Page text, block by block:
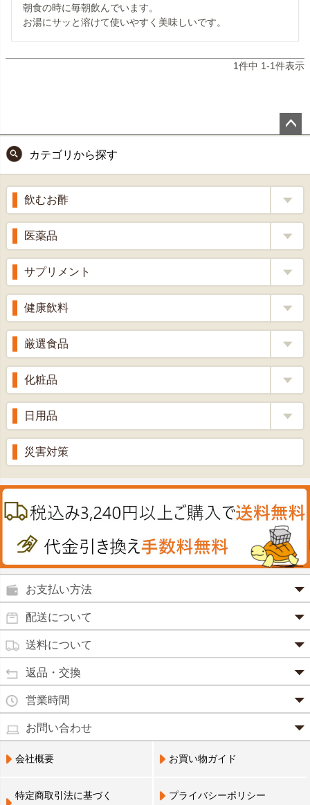
朝食の時に毎朝飲んでいます。
お湯にサッと溶けて使いやすく美味しいです。
1件中 1-1件表示
ップ
へ
カテゴリから探す
飲むお酢
補酵素のちから
くろ酢
りんご酢
ざくろ酢
梅酢
医薬品
風邪薬
胃腸薬
整腸薬
解熱鎮痛剤
せきどめ
滋養強壮
消炎鎮痛剤
肌・皮膚のお薬
絆創膏
殺菌消毒液
鼻炎薬
強心剤
目薬
水虫薬
痔の薬
口中薬
尿トラブル
サプリメント
ウコン
乳酸菌
ローヤルゼリー
牡蠣エキス
プロポリス
プラセンタ
肝油
鉄
ノコギリヤシ
グルコサミン
田七人参
イチョウ葉
カルシウム
クロレラ
コラーゲン
ビフィズス
ビタミンC
健康飲料
健康茶
漢方茶
青汁・豆乳
甘酒
健康ドリンク
厳選食品
もち麦・十六穀米
生姜
丼の素
のど飴
うどん・そば
喜多方ラーメン
カレー・シチュー
化粧品
美容品
スキンクリーム＆美容パック
ウオッシュ＆ソープ
日用品
入浴剤
災害対策
お支払い方法
クレジットカード(1 回払いのみ)
SSL 認証で暗号化処理していますので、 安心して
ご利用いただけます。
代金引換
宅配員に現金でお支払いください。手数料100円。
3,240円(税込)以上で手数料無料です。※ご注文者
のご住所とお届け先のご住所が 異なる場合はご利
営業員支払い
配送について
商品は日本郵便にて発送致します。
通常2～4営業日以内に発送致します。 メーカー取り寄せ商
品、土日祝日、年末年始、弊社の休業日をはさむ場合は、4
～5営業日以上かかる場合もございます。
(営業日カレンダー参照)
※現在、救急箱・乳製品宅配をご利用のお客様は、担当営業
員によるお届けとさせていただきます。
送料について
通常商品
北海道・沖縄800円
送料無料
営業員お届け 送料無料
返品・交換
・お届け商品の交換・返品をご希望の場合は、
週間以内にメールまたはお電話にてご連絡ください。
・お客様のご都合による交換・返品の場合、送料はお客様負
担となります。また返金の際にかかる振込手数料はお客様の
ご負担となります。
・商品の返品による返金につきましては、商品代金のみの返
営業時間
・営業時間は、9：00～17：00
となっております。（※土日祝祭日を除く）
・お電話でのご連絡は営業時間内にお願い致します。
お問い合わせ
電話でのお問い合わせ(平日9:00～17:00)
0798-33-9985
会社概要 お買い物ガイド
特定商取引法に基づく
プライバシーポリシー